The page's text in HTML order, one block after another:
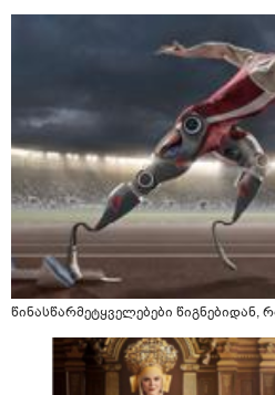
წინასწარმეტყველებები